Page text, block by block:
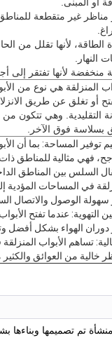
مناظر غير متقطعة
الطاقة، لأنها تقلل من
النهار.
منخفضة لأنها تفتقر إلى
بسلاسة فوق الآخر.
توفير المساحة: بما أن
فهي مثالية للمناطق
السلس بين المناطق
في المساحات المؤدية
سهولة الوصول والاتصال
التهوية: عندما تفتح
دوران الهواء بشكل أفضل
تساهم الأبواب
خالية من العوائق
تم تصميمها